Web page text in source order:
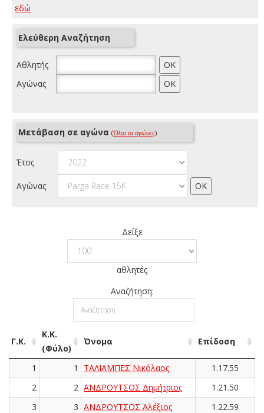
εδώ
Ελεύθερη Αναζήτηση
Αθλητής
Αγώνας
Μετάβαση σε αγώνα (Όλοι οι αγώνες)
Έτος
Αγώνας
Δείξε
αθλητές
Αναζήτηση:
Γ.Κ.
Κ.Κ.
(Φύλο)
Όνομα Επίδοση
1 1 ΤΑΛΙΑΜΠΕΣ Νικόλαος
1.17.55
2
2 ΑΝΔΡΟΥΤΣΟΣ Δημήτριος
1.21.50
3
3 ΑΝΔΡΟΥΤΣΟΣ Αλέξιος
1.22.59